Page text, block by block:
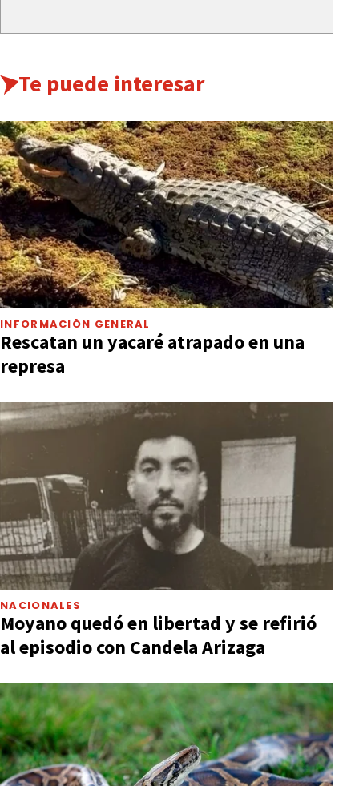
Te puede interesar
INFORMACIÓN GENERAL
Rescatan un yacaré atrapado en una
represa
NACIONALES
Moyano quedó en libertad y se refirió
al episodio con Candela Arizaga